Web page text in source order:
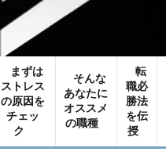
まずは
ストレス
の原因を
チェッ
ク
そんな
あなたに
オススメ
の職種
転
職必
勝法
を伝
授